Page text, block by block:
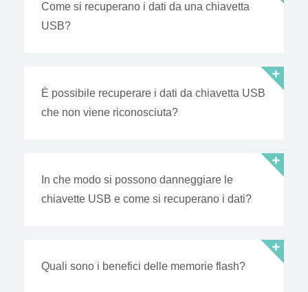
Come si recuperano i dati da una chiavetta
USB?
È possibile recuperare i dati da chiavetta USB
che non viene riconosciuta?
In che modo si possono danneggiare le
chiavette USB e come si recuperano i dati?
Quali sono i benefici delle memorie flash?